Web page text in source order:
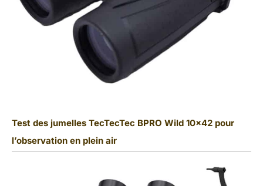
Test des jumelles TecTecTec BPRO Wild 10×42 pour
l’observation en plein air